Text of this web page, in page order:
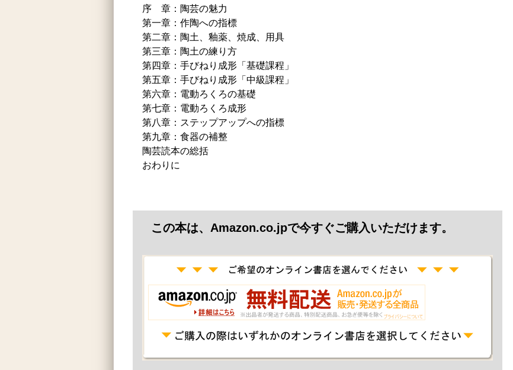
序 章：陶芸の魅力
第一章：作陶への指標
第二章：陶土、釉薬、焼成、用具
第三章：陶土の練り方
第四章：手びねり成形「基礎課程」
第五章：手びねり成形「中級課程」
第六章：電動ろくろの基礎
第七章：電動ろくろ成形
第八章：ステップアップへの指標
第九章：食器の補整
陶芸読本の総括
おわりに
この本は、Amazon.co.jpで今すぐご購入いただけます。